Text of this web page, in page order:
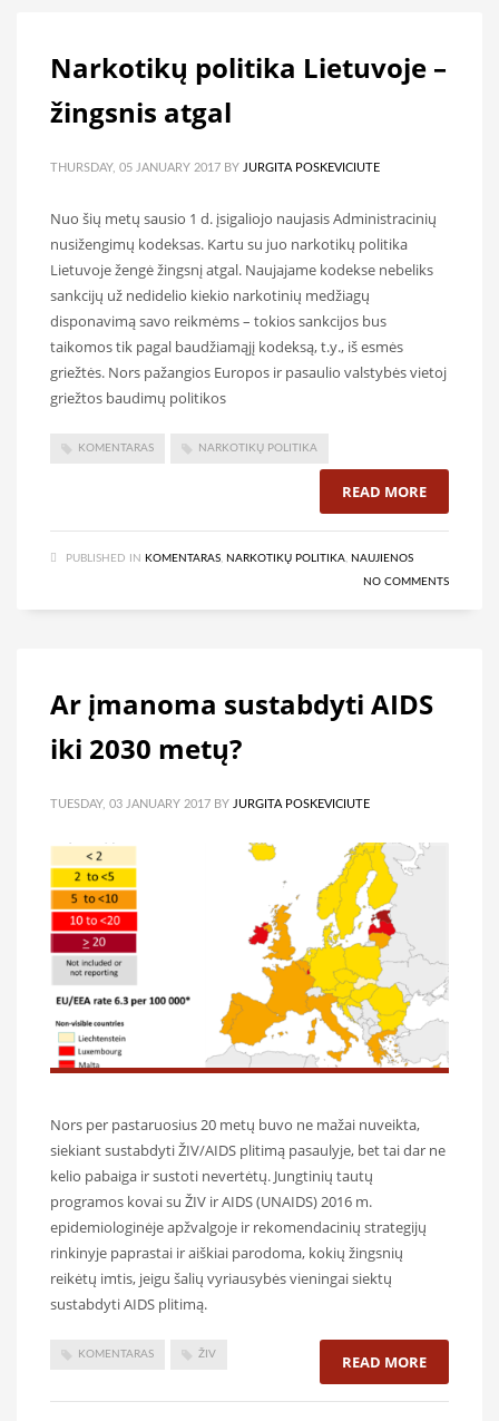
Narkotikų politika Lietuvoje –
žingsnis atgal
THURSDAY, 05 JANUARY 2017 BY JURGITA POSKEVICIUTE
Nuo šių metų sausio 1 d. įsigaliojo naujasis Administracinių
nusižengimų kodeksas. Kartu su juo narkotikų politika
Lietuvoje žengė žingsnį atgal. Naujajame kodekse nebeliks
sankcijų už nedidelio kiekio narkotinių medžiagų
disponavimą savo reikmėms – tokios sankcijos bus
taikomos tik pagal baudžiamąjį kodeksą, t.y., iš esmės
griežtės. Nors pažangios Europos ir pasaulio valstybės vietoj
griežtos baudimų politikos
KOMENTARAS NARKOTIKŲ POLITIKA
READ MORE
PUBLISHED IN KOMENTARAS NARKOTIKŲ POLITIKA NAUJIENOS
NO COMMENTS
Ar įmanoma sustabdyti AIDS
iki 2030 metų?
TUESDAY, 03 JANUARY 2017 BY JURGITA POSKEVICIUTE
Nors per pastaruosius 20 metų buvo ne mažai nuveikta,
siekiant sustabdyti ŽIV/AIDS plitimą pasaulyje, bet tai dar ne
kelio pabaiga ir sustoti nevertėtų. Jungtinių tautų
programos kovai su ŽIV ir AIDS (UNAIDS) 2016 m.
epidemiologinėje apžvalgoje ir rekomendacinių strategijų
rinkinyje paprastai ir aiškiai parodoma, kokių žingsnių
reikėtų imtis, jeigu šalių vyriausybės vieningai siektų
sustabdyti AIDS plitimą.
KOMENTARAS ŽIV READ MORE